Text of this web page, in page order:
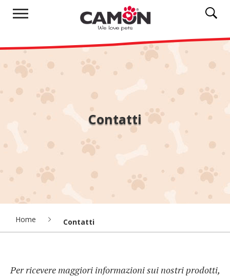
Contatti
Home Contatti
Per ricevere maggiori informazioni sui nostri prodotti,